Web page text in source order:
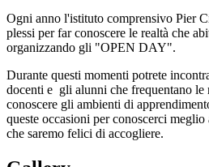
Ogni anno l'istituto comprensivo Pier
plessi per far conoscere le realtà che
organizzando gli "OPEN DAY".
Durante questi momenti potrete
docenti e gli alunni che frequentano le
conoscere gli ambienti di
queste occasioni per conoscerci
che saremo felici di accogliere.